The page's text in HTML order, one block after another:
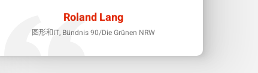
Roland Lang
图形和IT, Bündnis 90/Die Grünen NRW